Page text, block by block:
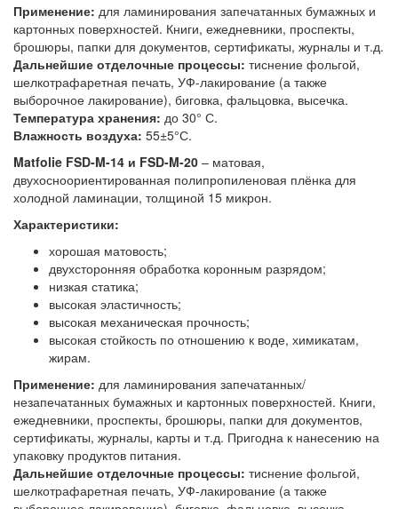
Применение: для ламинирования запечатанных бумажных и
картонных поверхностей. Книги, ежедневники, проспекты,
брошюры, папки для документов, сертификаты, журналы и т.д.
Дальнейшие отделочные процессы: тиснение фольгой,
шелкотрафаретная печать, УФ-лакирование (а также
выборочное лакирование), биговка, фальцовка, высечка.
Температура хранения: до 30° С.
Влажность воздуха: 55±5°С.
Matfolie FSD-M-14 и FSD-M-20 – матовая,
двухосноориентированная полипропиленовая плёнка для
холодной ламинации, толщиной 15 микрон.
Характеристики:
хорошая матовость;
двухсторонняя обработка коронным разрядом;
низкая статика;
высокая эластичность;
высокая механическая прочность;
высокая стойкость по отношению к воде, химикатам,
жирам.
Применение: для ламинирования запечатанных/
незапечатанных бумажных и картонных поверхностей. Книги,
ежедневники, проспекты, брошюры, папки для документов,
сертификаты, журналы, карты и т.д. Пригодна к нанесению на
упаковку продуктов питания.
Дальнейшие отделочные процессы: тиснение фольгой,
шелкотрафаретная печать, УФ-лакирование (а также